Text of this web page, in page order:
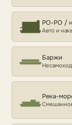
РО-РО /
Авто и
Баржи
Река-